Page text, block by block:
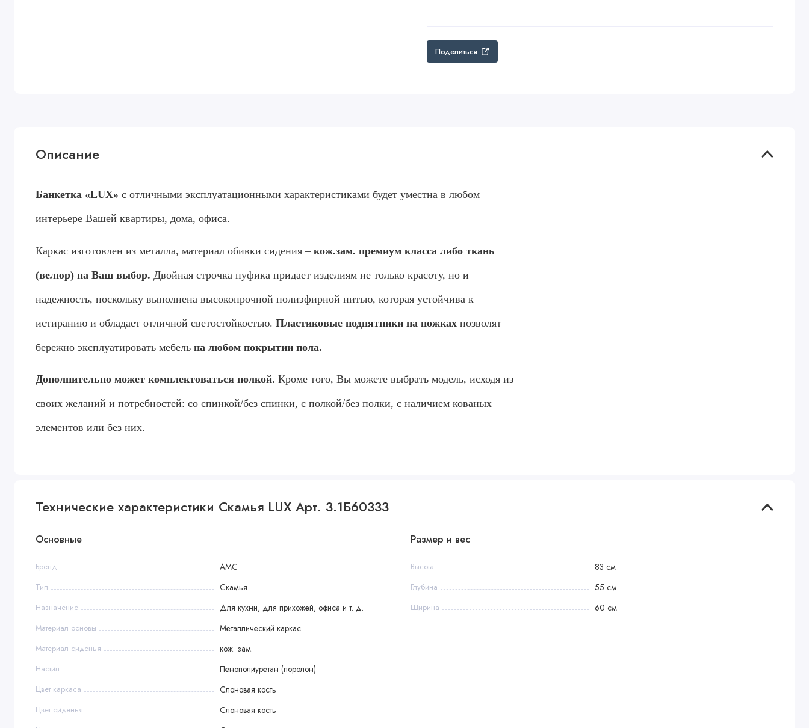
Поделиться
Описание
Банкетка «LUX»с отличными эксплуатационными характеристиками будет уместна в любом
интерьере Вашей квартиры, дома, офиса.
Каркас изготовлен из металла, материал обивки сидения –кож.зам. премиум класса либо ткань
(велюр) на Ваш выбор. Двойная строчка пуфика придает изделиям не только красоту, но и
надежность, поскольку выполнена высокопрочной полиэфирной нитью, которая устойчива к
истиранию и обладает отличной светостойкостью.Пластиковые подпятники на ножках позволят
бережно эксплуатировать мебельна любом покрытии пола.
Дополнительно может комплектоваться полкой. Кроме того, Вы можете выбрать модель, исходя из
своих желаний и потребностей: со спинкой/без спинки, с полкой/без полки, с наличием кованых
элементов или без них.
Технические характеристики Скамья LUX Арт. 3.1Б60333
Основные
Бренд АМС
Тип Скамья
Назначение Для кухни, для прихожей, офиса и т. д.
Материал основы Металлический каркас
Материал сиденья кож. зам.
Настил Пенополиуретан (поролон)
Цвет каркаса Слоновая кость
Цвет сиденья Слоновая кость
Размер и вес
Высота 83 см
Глубина 55 см
Ширина 60 см